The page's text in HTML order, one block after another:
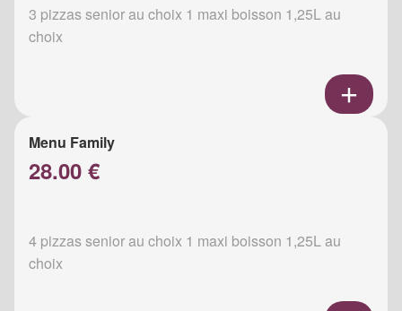
3 pizzas senior au choix 1 maxi boisson 1,25L au
choix
Menu Family
28.00 €
4 pizzas senior au choix 1 maxi boisson 1,25L au
choix